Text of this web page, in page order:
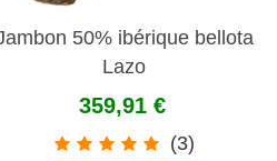
50% ibérique bellota
Lazo
359,91 €
(3)